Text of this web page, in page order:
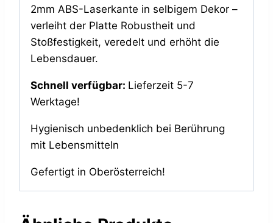
2mm ABS-Laserkante in selbigem Dekor –
verleiht der Platte Robustheit und
Stoßfestigkeit, veredelt und erhöht die
Lebensdauer.
Schnell verfügbar: Lieferzeit 5-7
Werktage!
Hygienisch unbedenklich bei Berührung
mit Lebensmitteln
Gefertigt in Oberösterreich!